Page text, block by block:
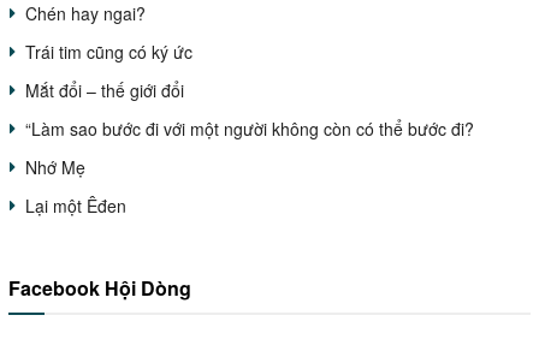
Chén hay ngai?
Trái tim cũng có ký ức
Mắt đổi – thế giới đổi
“Làm sao bước đi với một người không còn có thể bước đi?
Nhớ Mẹ
Lại một Êđen
Facebook Hội Dòng